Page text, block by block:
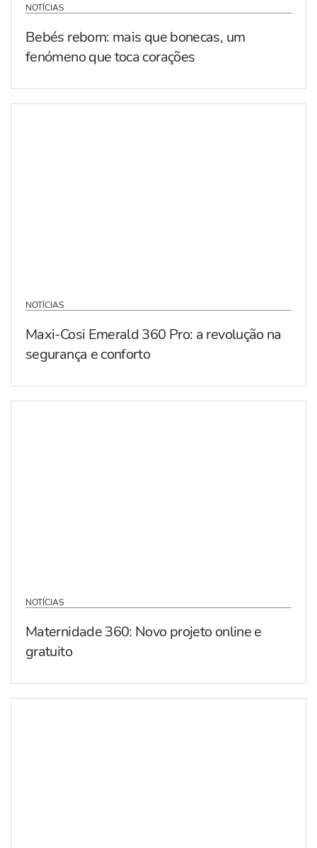
NOTÍCIAS
Bebés reborn: mais que bonecas, um
fenómeno que toca corações
NOTÍCIAS
Maxi-Cosi Emerald 360 Pro: a revolução na
segurança e conforto
NOTÍCIAS
Maternidade 360: Novo projeto online e
gratuito